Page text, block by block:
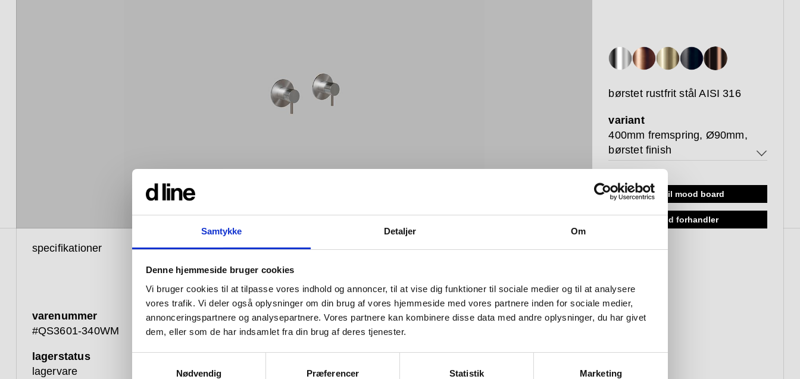
Samtykke Detaljer Om
Denne hjemmeside bruger cookies
Vi bruger cookies til at tilpasse vores indhold og annoncer, til at vise dig funktioner til sociale medier og til at analysere
vores trafik. Vi deler også oplysninger om din brug af vores hjemmeside med vores partnere inden for sociale medier,
annonceringspartnere og analysepartnere. Vores partnere kan kombinere disse data med andre oplysninger, du har givet
dem, eller som de har indsamlet fra din brug af deres tjenester.
Nødvendig
Præferencer Statistik Marketing
børstet rustfrit stål AISI 316
variant
400mm fremspring, Ø90mm,
børstet finish
400mm fremspring, Ø90mm,
børstet finish
400mm fremspring, Ø90mm,
poleret finish
føj til mood board
find forhandler
specifikationer
varenummer
#QS3601-340WM
lagerstatus
lagervare
produktinformation